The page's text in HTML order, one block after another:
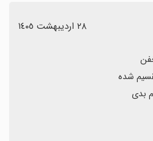
٢٨ اردیبهشت ١٤٠٥